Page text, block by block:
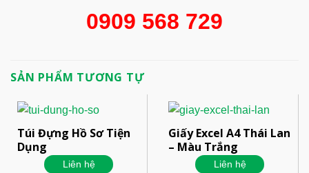
0909 568 729
SẢN PHẨM TƯƠNG TỰ
Túi Đựng Hồ Sơ Tiện
Dụng
Liên hệ
Giấy Excel A4 Thái Lan
– Màu Trắng
Liên hệ